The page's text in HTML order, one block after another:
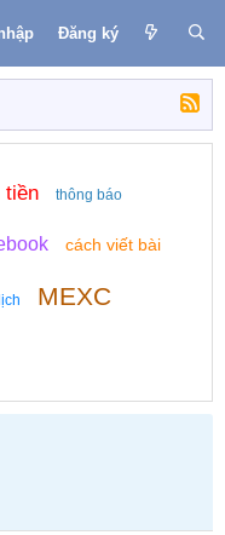
Đăng ký
tiền thông báo
cách viết bài
MEXC